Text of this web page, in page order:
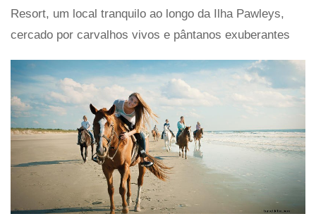
Resort, um local tranquilo ao longo da Ilha Pawleys,
cercado por carvalhos vivos e pântanos exuberantes